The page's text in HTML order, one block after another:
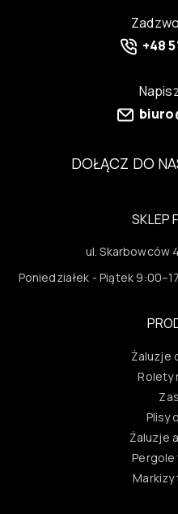
+48
DOŁĄCZ DO
SKLEP
ul. Skarbowców
Poniedziałek - Piątek
Żaluzje
Rolety
Plisy
Żaluzje